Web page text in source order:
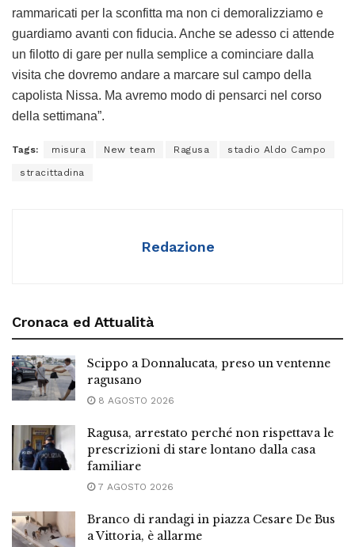
rammaricati per la sconfitta ma non ci demoralizziamo e
guardiamo avanti con fiducia. Anche se adesso ci attende
un filotto di gare per nulla semplice a cominciare dalla
visita che dovremo andare a marcare sul campo della
capolista Nissa. Ma avremo modo di pensarci nel corso
della settimana”.
Tags: misura New team Ragusa stadio Aldo Campo
stracittadina
Redazione
Cronaca ed Attualità
Scippo a Donnalucata, preso un ventenne
ragusano
8 AGOSTO 2026
Ragusa, arrestato perché non rispettava le
prescrizioni di stare lontano dalla casa
familiare
7 AGOSTO 2026
Branco di randagi in piazza Cesare De Bus
a Vittoria, è allarme